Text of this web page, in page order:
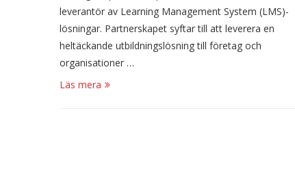
leverantör av Learning Management System (LMS)-
lösningar. Partnerskapet syftar till att leverera en
heltäckande utbildningslösning till företag och
organisationer …
Läs mera